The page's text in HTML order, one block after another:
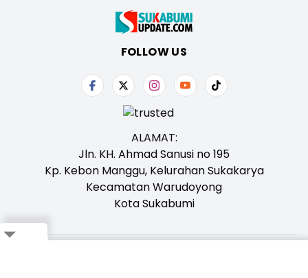
FOLLOW US
ALAMAT:
Jln. KH. Ahmad Sanusi no 195
Kp. Kebon Manggu, Kelurahan Sukakarya
Kecamatan Warudoyong
Kota Sukabumi